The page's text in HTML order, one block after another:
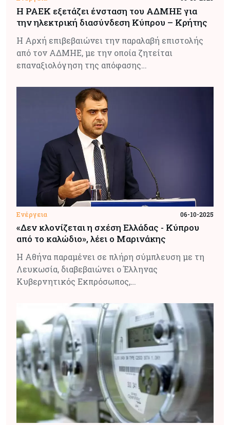
Η ΡΑΕΚ εξετάζει ένσταση του ΑΔΜΗΕ για
την ηλεκτρική διασύνδεση Κύπρου – Κρήτης
Η Αρχή επιβεβαιώνει την παραλαβή επιστολής
από τον ΑΔΜΗΕ, με την οποία ζητείται
επαναξιολόγηση της απόφασης…
Ενέργεια 06-10-2025
«Δεν κλονίζεται η σχέση Ελλάδας - Κύπρου
από το καλώδιο», λέει ο Μαρινάκης
Η Αθήνα παραμένει σε πλήρη σύμπλευση με τη
Λευκωσία, διαβεβαιώνει ο Έλληνας
Κυβερνητικός Εκπρόσωπος,…